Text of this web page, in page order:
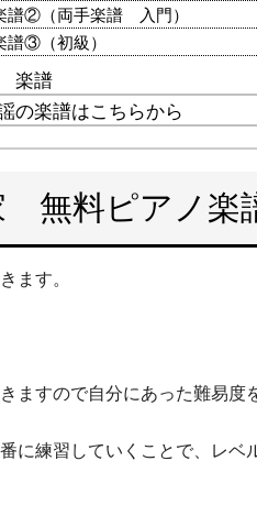
譜②（両手楽譜 入門）
譜③（初級）
楽譜
の楽譜はこちらから
無料ピアノ楽
ます。
ますので自分にあった難易度
に練習していくことで、レベ